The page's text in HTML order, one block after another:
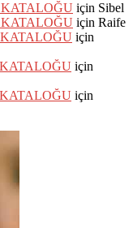
için Sibel
için Raife
için
için
için